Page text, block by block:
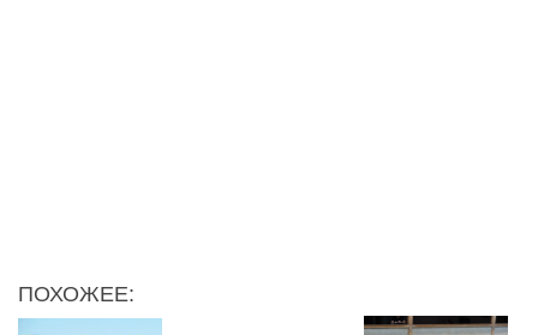
ПОХОЖЕЕ: